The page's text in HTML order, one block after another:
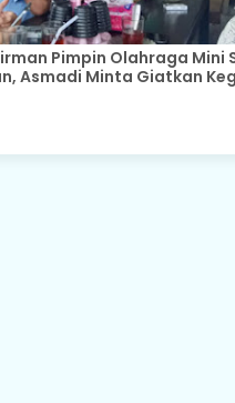
Pimpin Olahraga Mini
Asmadi Minta Giatkan